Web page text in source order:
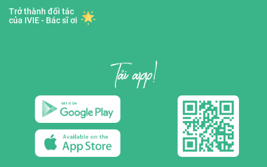
Trở thành đối tác
của IVIE - Bác sĩ ơi